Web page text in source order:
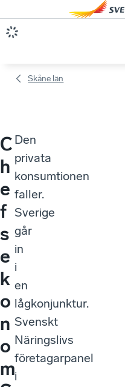
Skåne län
C
h
e
f
s
e
k
o
n
o
m
Den
privata
konsumtionen
faller.
Sverige
går
in
i
en
lågkonjunktur.
Svenskt
Näringslivs
företagarpanel
i